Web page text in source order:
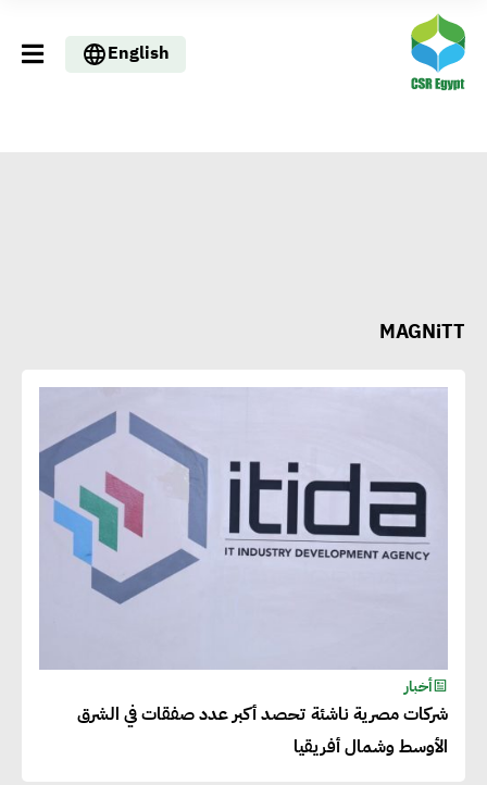
English
MAGNiTT
أخبار
شركات مصرية ناشئة تحصد أكبر عدد صفقات في الشرق
الأوسط وشمال أفريقيا